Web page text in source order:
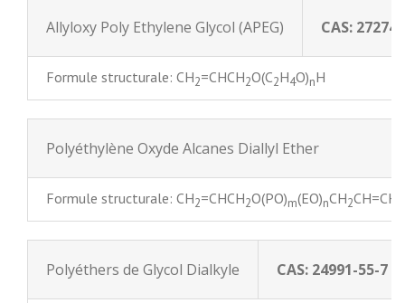
Allyloxy Poly Ethylene Glycol (APEG) CAS:
Formule structurale: CH2=CHCH2O(C2H4O)nH
Polyéthylène Oxyde Alcanes Diallyl Ether
Formule structurale: CH2=CHCH2O(PO)m(EO)nCH2CH=CH
Polyéthers de Glycol Dialkyle CAS: 24991-55-7